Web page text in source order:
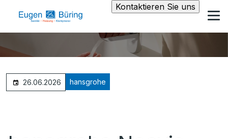
Kontaktieren Sie uns
26.06.2026 hansgrohe